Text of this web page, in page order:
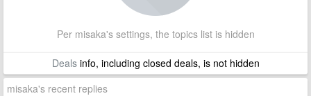
Per misaka's settings, the topics list is hidden
Dealsinfo, including closed deals, is not hidden
misaka's recent replies